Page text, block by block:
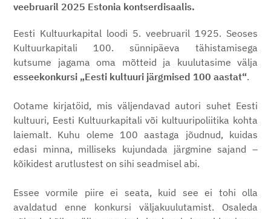
veebruaril 2025 Estonia kontserdisaalis.
Eesti Kultuurkapital loodi 5. veebruaril 1925. Seoses
Kultuurkapitali 100. sünnipäeva tähistamisega
kutsume jagama oma mõtteid ja kuulutasime välja
esseekonkursi „Eesti kultuuri järgmised 100 aastat“.
Ootame kirjatöid, mis väljendavad autori suhet Eesti
kultuuri, Eesti Kultuurkapitali või kultuuripoliitika kohta
laiemalt. Kuhu oleme 100 aastaga jõudnud, kuidas
edasi minna, milliseks kujundada järgmine sajand –
kõikidest arutlustest on sihi seadmisel abi.
Essee vormile piire ei seata, kuid see ei tohi olla
avaldatud enne konkursi väljakuulutamist. Osaleda